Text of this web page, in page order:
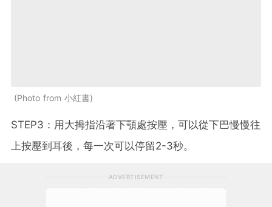
Photo from 小紅書
STEP3：用大拇指沿著下顎處按壓，可以從下巴慢慢往
上按壓到耳後，每一次可以停留2-3秒。
ADVERTISEMENT